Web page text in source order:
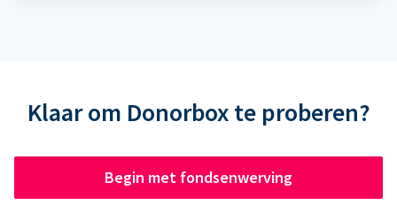
Klaar om Donorbox te proberen?
Begin met fondsenwerving